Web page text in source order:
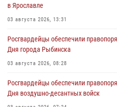
в Ярославле
03 августа 2026, 13:31
Росгвардейцы обеспечили
Дня города Рыбинска
03 августа 2026, 08:28
Росгвардейцы обеспечили
Дня воздушно-десантных войск